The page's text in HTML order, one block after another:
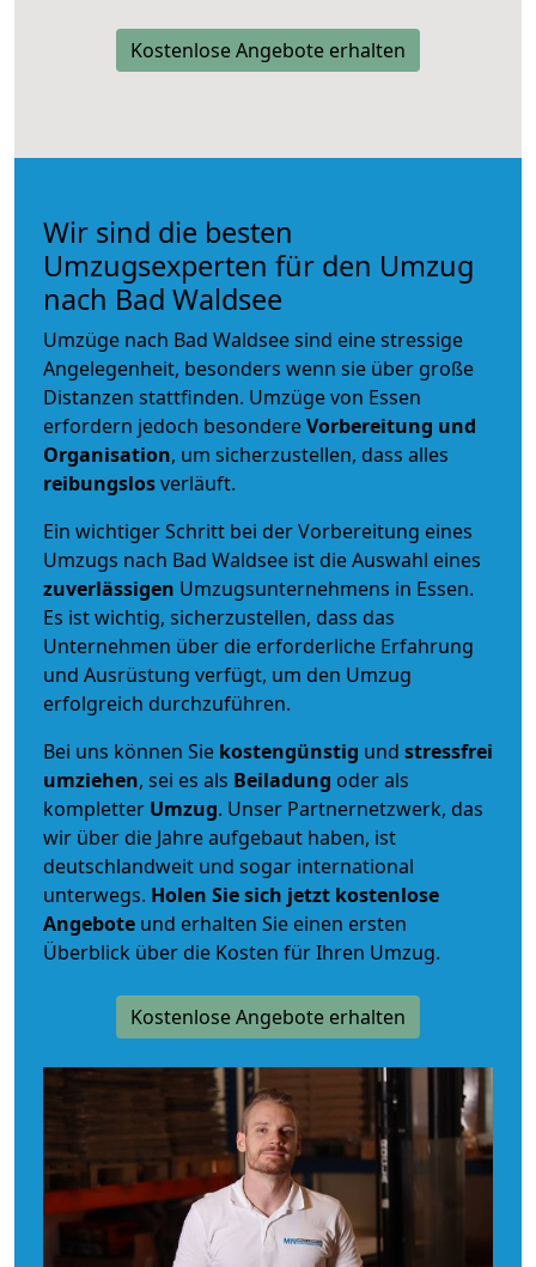
Kostenlose Angebote erhalten
Wir sind die besten
Umzugsexperten für den Umzug
nach Bad Waldsee
Umzüge nach Bad Waldsee sind eine stressige
Angelegenheit, besonders wenn sie über große
Distanzen stattfinden. Umzüge von Essen
erfordern jedoch besondereVorbereitung und
Organisation, um sicherzustellen, dass alles
reibungslosverläuft.
Ein wichtiger Schritt bei der Vorbereitung eines
Umzugs nach Bad Waldsee ist die Auswahl eines
zuverlässigen Umzugsunternehmens in Essen.
Es ist wichtig, sicherzustellen, dass das
Unternehmen über die erforderliche Erfahrung
und Ausrüstung verfügt, um den Umzug
erfolgreich durchzuführen.
Bei uns können Sie kostengünstig und stressfrei
umziehen, sei es als Beiladung oder als
kompletter Umzug. Unser Partnernetzwerk, das
wir über die Jahre aufgebaut haben, ist
deutschlandweit und sogar international
unterwegs. Holen Sie sich jetzt kostenlose
Angebote und erhalten Sie einen ersten
Überblick über die Kosten für Ihren Umzug.
Kostenlose Angebote erhalten